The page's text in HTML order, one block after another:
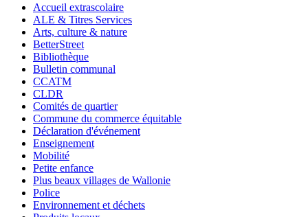
Accueil extrascolaire
ALE & Titres Services
Arts, culture & nature
BetterStreet
Bibliothèque
Bulletin communal
CCATM
CLDR
Comités de quartier
Commune du commerce équitable
Déclaration d'événement
Enseignement
Mobilité
Petite enfance
Plus beaux villages de Wallonie
Police
Environnement et déchets